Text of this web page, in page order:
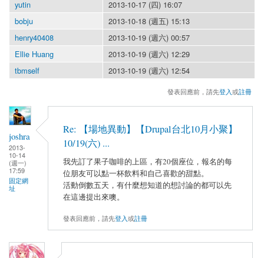
yutin
2013-10-17 (四) 16:07
bobju
2013-10-18 (週五) 15:13
henry40408
2013-10-19 (週六) 00:57
Ellie Huang
2013-10-19 (週六) 12:29
tbmself
2013-10-19 (週六) 12:54
發表回應前，請先登入或註冊
joshra
2013-
10-14
(週一)
17:59
固定網
址
Re: 【場地異動】【Drupal台北10月小聚】
10/19(六) ...
我先訂了果子咖啡的上區，有20個座位，報名的每
位朋友可以點一杯飲料和自己喜歡的甜點。
活動倒數五天，有什麼想知道的想討論的都可以先
在這邊提出來噢。
發表回應前，請先登入或註冊